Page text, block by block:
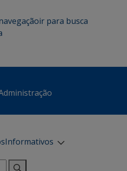
ir para busca
Informativos